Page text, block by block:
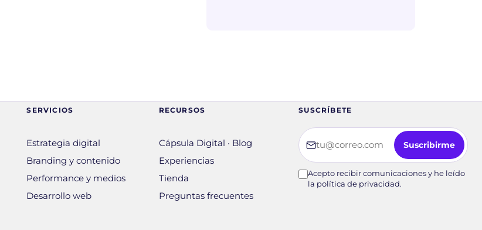
SERVICIOS
Estrategia digital
Branding y contenido
Performance y medios
Desarrollo web
RECURSOS
Cápsula Digital · Blog
Experiencias
Tienda
Preguntas frecuentes
SUSCRÍBETE
Tu correo electrónico
Suscribirme
Acepto recibir comunicaciones y he leído
la política de privacidad.